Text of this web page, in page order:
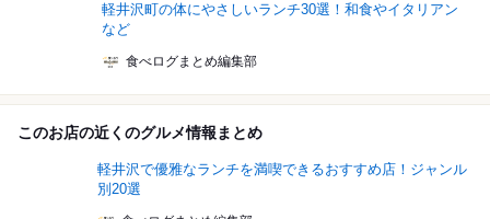
軽井沢町の体にやさしいランチ30選！和食やイタリアン
など
食べログまとめ編集部
このお店の近くのグルメ情報まとめ
軽井沢で優雅なランチを満喫できるおすすめ店！ジャンル
別20選